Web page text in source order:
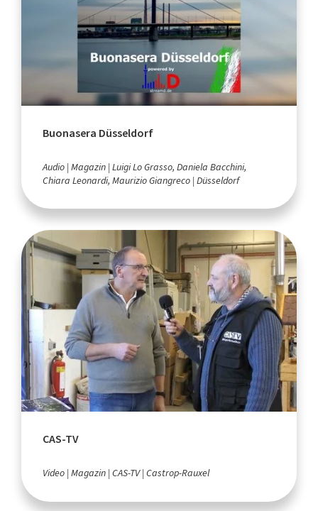
Buonasera Düsseldorf
Audio Magazin Luigi Lo Grasso, Daniela Bacchini,
Chiara Leonardi, Maurizio Giangreco Düsseldorf
CAS-TV
Video Magazin CAS-TV Castrop-Rauxel